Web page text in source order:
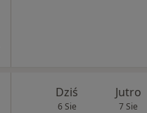
Dziś
6 Sie
Jutro
7 Sie